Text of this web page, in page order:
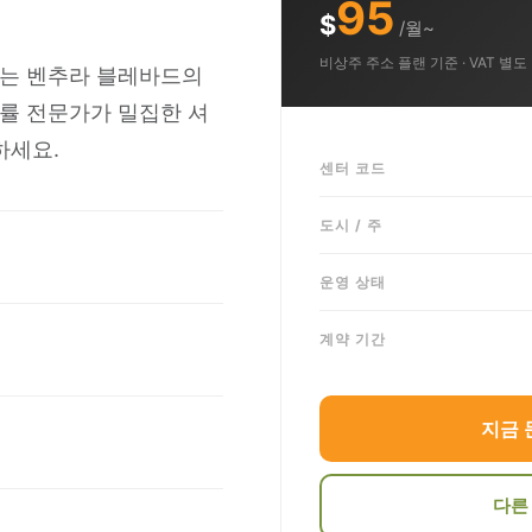
벤추라 블레바드의
전문가가 밀집한 셔
세요.
$95 /월~
비상주 주소 플랜 기준 · VAT 별도
센터 코드
도시 / 주
운영 상태
계약 기간
지금
다